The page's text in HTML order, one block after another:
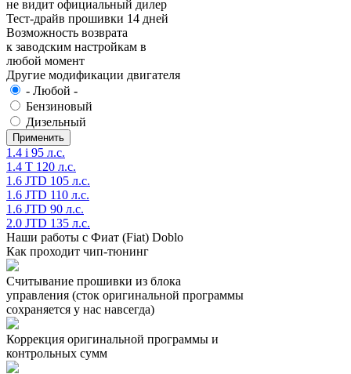
не видит официальный дилер
Тест-драйв прошивки 14 дней
Возможность возврата
к заводским настройкам в
любой момент
Другие модификации двигателя
- Любой -
Бензиновый
Дизельный
1.4 i 95 л.с.
1.4 T 120 л.с.
1.6 JTD 105 л.с.
1.6 JTD 110 л.с.
1.6 JTD 90 л.с.
2.0 JTD 135 л.с.
Наши работы с Фиат (Fiat) Doblo
Как проходит чип-тюнинг
Считывание прошивки из блока
управления (сток оригинальной программы
сохраняется у нас навсегда)
Коррекция оригинальной программы и
контрольных сумм